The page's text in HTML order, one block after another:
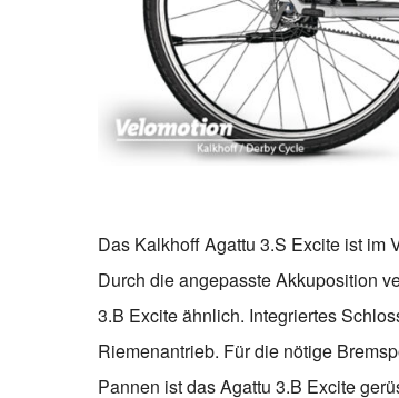
Das Kalkhoff Agattu 3.S Excite ist im
Durch die angepasste Akkuposition
3.B Excite ähnlich. Integriertes
Riemenantrieb. Für die nötige
Pannen ist das Agattu 3.B Excite